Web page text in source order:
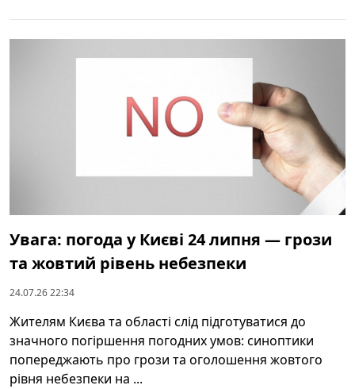
Увага: погода у Києві 24 липня — грози
та жовтий рівень небезпеки
24.07.26 22:34
Жителям Києва та області слід підготуватися до
значного погіршення погодних умов: синоптики
попереджають про грози та оголошення жовтого
рівня небезпеки на ...